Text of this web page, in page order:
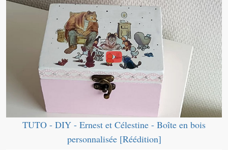
TUTO - DIY - Ernest et Célestine - Boîte en bois
personnalisée [Réédition]